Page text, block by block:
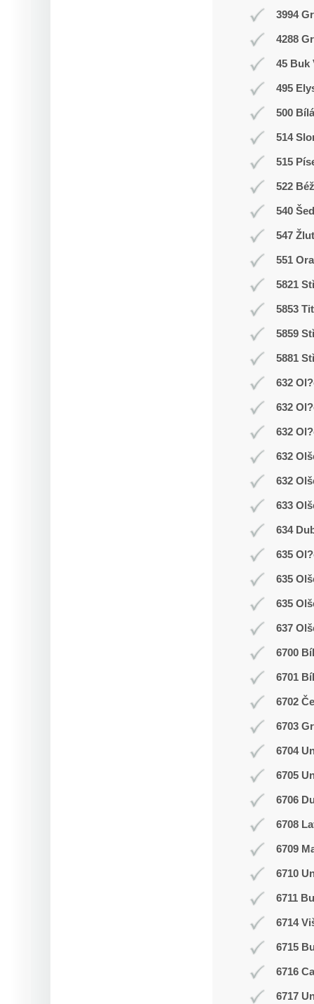
3994
4288
45 Buk
495
500 Bílá
514
515
522
540
547
551
5821
5853
5859
5881
632
632
632
632
632
633
634
635
635
635
637
6700
6701
6702
6703
6704
6705
6706
6708
6709
6710
6711
6714
6715
6716
6717